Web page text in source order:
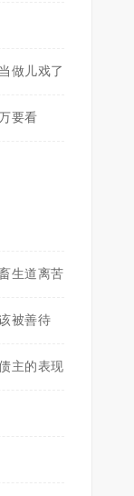
做儿戏了
要看
生道离苦
被善待
主的表现